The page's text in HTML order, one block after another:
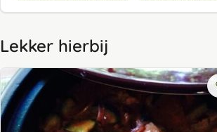
Lekker hierbij